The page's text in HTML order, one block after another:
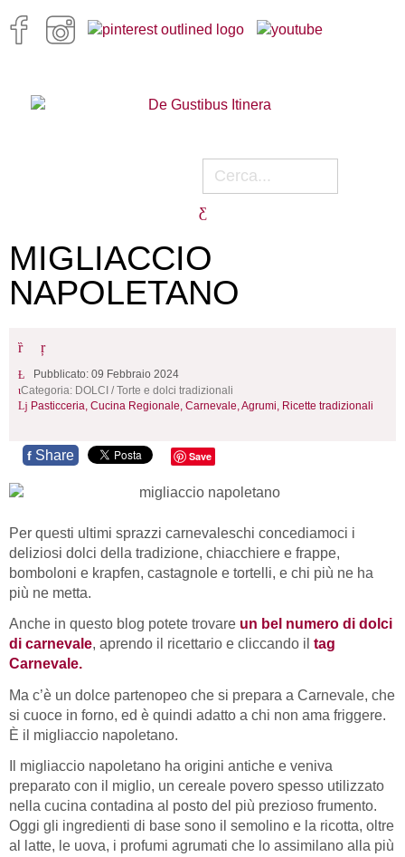
MIGLIACCIO
NAPOLETANO
Pubblicato: 09 Febbraio 2024
Categoria: DOLCI /Torte e dolci tradizionali
Pasticceria, Cucina Regionale, Carnevale,Agrumi, Ricette tradizionali
f Share Save
Per questi ultimi sprazzi carnevaleschi concediamoci i
deliziosi dolci della tradizione, chiacchiere e frappe,
bomboloni e krapfen, castagnole e tortelli, e chi più ne ha
più ne metta.
Anche in questo blog potete trovare un bel numero di dolci
di carnevale, aprendo il ricettario e cliccando il tag
Carnevale.
Ma c’è un dolce partenopeo che si prepara a Carnevale, che
si cuoce in forno, ed è quindi adatto a chi non ama friggere.
È il migliaccio napoletano.
Il migliaccio napoletano ha origini antiche e veniva
preparato con il miglio, un cereale povero spesso utilizzato
nella cucina contadina al posto del più prezioso frumento.
Oggi gli ingredienti di base sono il semolino e la ricotta, oltre
al latte, le uova, i profumi agrumati che lo assimilano alla più